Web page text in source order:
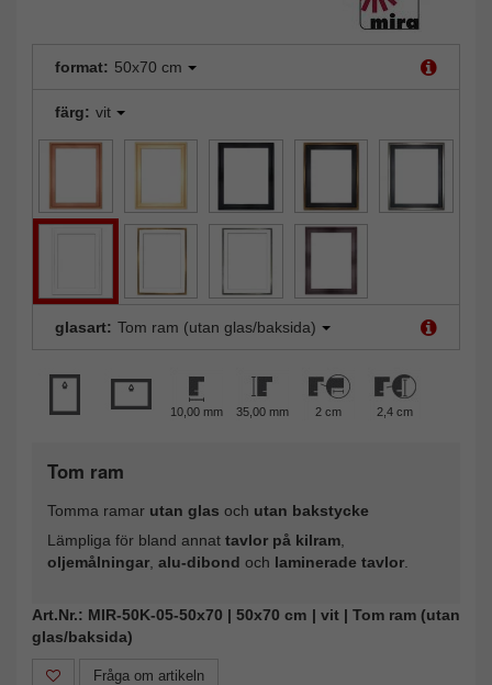
format: 50x70 cm
färg: vit
glasart: Tom ram (utan glas/baksida)
10,00 mm 35,00 mm 2 cm 2,4 cm
Tom ram
Tomma ramar utan glas och utan bakstycke
Lämpliga för bland annat tavlor på kilram
oljemålningar alu-dibond och laminerade tavlor
Art.Nr.: MIR-50K-05-50x70 | 50x70 cm | vit | Tom ram (utan
glas/baksida)
Fråga om artikeln